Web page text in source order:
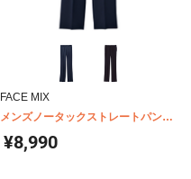
FACE MIX
メンズノータックストレートパンツ
FP6000M
¥8,990